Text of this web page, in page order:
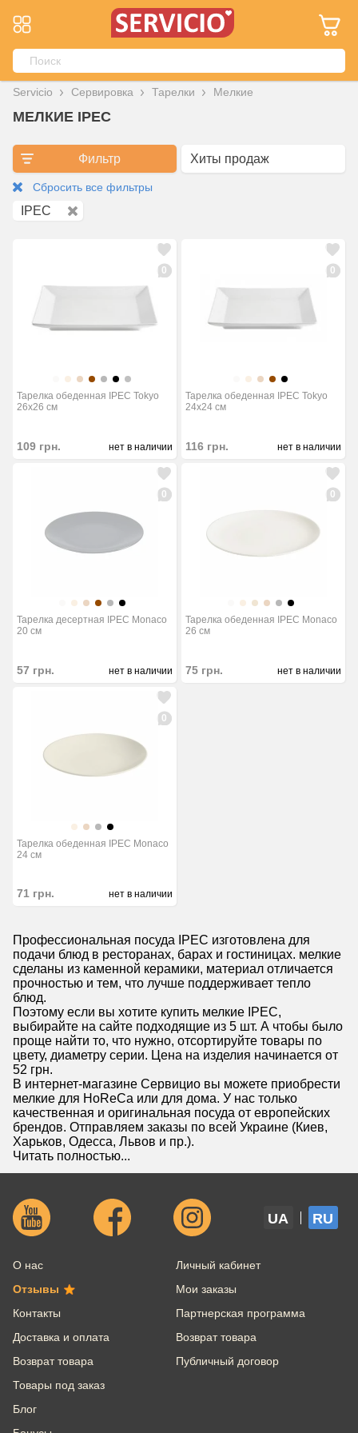
Servicio Сервировка Тарелки Мелкие
МЕЛКИЕ IPEC
Фильтр
Сбросить все фильтры
IPEC
0
Тарелка обеденная IPEC Tokyo
26x26 см
109 грн. нет в наличии
0
Тарелка обеденная IPEC Tokyo
24x24 см
116 грн. нет в наличии
0
Тарелка десертная IPEC Monaco
20 см
57 грн. нет в наличии
0
Тарелка обеденная IPEC Monaco
26 см
75 грн. нет в наличии
0
Тарелка обеденная IPEC Monaco
24 см
71 грн. нет в наличии
Профессиональная посуда IPEC изготовлена для
подачи блюд в ресторанах, барах и гостиницах. мелкие
сделаны из каменной керамики, материал отличается
прочностью и тем, что лучше поддерживает тепло
блюд.
Поэтому если вы хотите купить мелкие IPEC,
выбирайте на сайте подходящие из 5 шт. А чтобы было
проще найти то, что нужно, отсортируйте товары по
цвету, диаметру серии. Цена на изделия начинается от
52 грн.
В интернет-магазине Сервицио вы можете приобрести
мелкие для HoReCa или для дома. У нас только
качественная и оригинальная посуда от европейских
брендов. Отправляем заказы по всей Украине (Киев,
Харьков, Одесса, Львов и пр.).
Читать полностью...
UA RU
О нас
Отзывы
Контакты
Доставка и оплата
Возврат товара
Товары под заказ
Блог
Личный кабинет
Мои заказы
Партнерская программа
Возврат товара
Публичный договор